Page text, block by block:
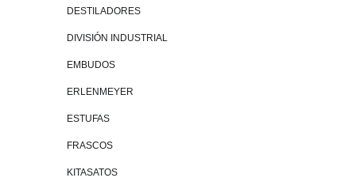
DESTILADORES
DIVISIÓN INDUSTRIAL
EMBUDOS
ERLENMEYER
ESTUFAS
FRASCOS
KITASATOS